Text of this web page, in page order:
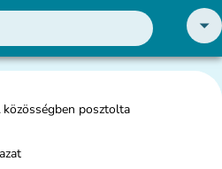
közösségben posztolta